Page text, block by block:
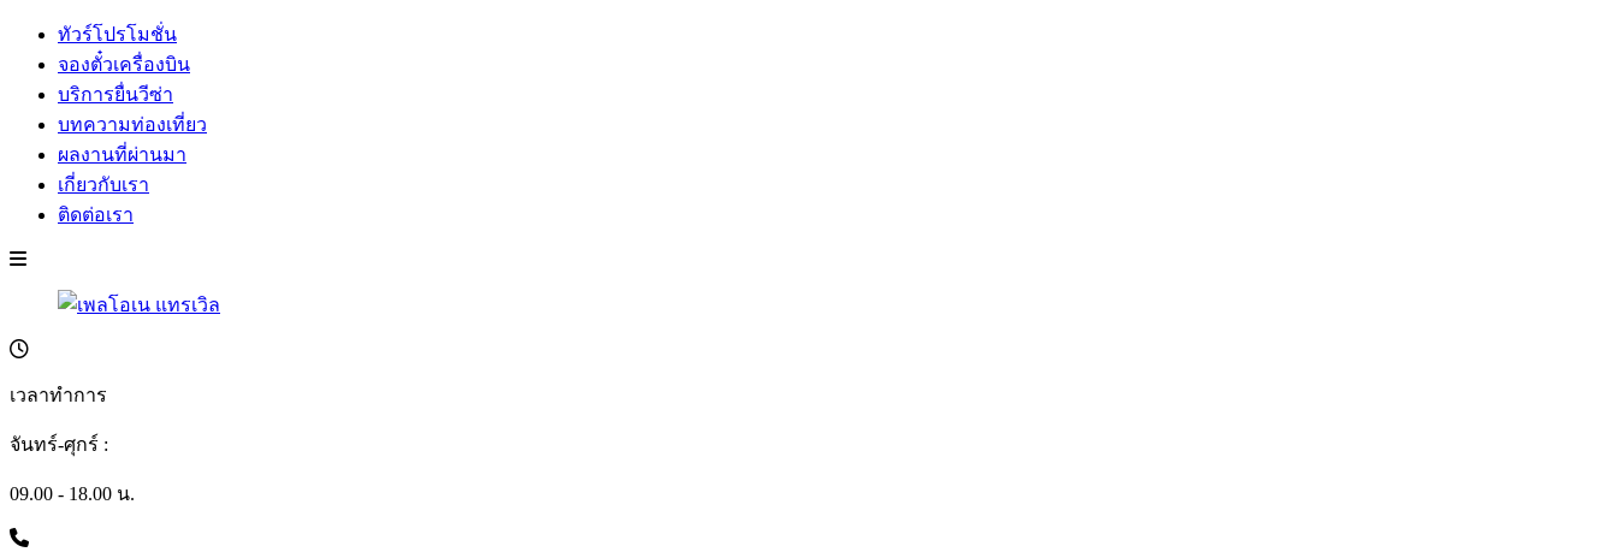
ทัวร์โปรโมชั่น
จองตั๋วเครื่องบิน
บริการยื่นวีซ่า
บทความท่องเที่ยว
ผลงานที่ผ่านมา
เกี่ยวกับเรา
ติดต่อเรา
เวลาทำการ
จันทร์-ศุกร์ :
09.00 - 18.00 น.